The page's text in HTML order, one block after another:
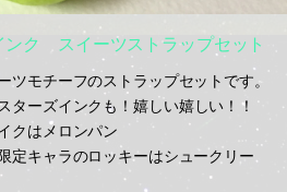
ク スイーツストラップセット
ツモチーフのストラップセットです。
ターズインクも！嬉しい嬉しい！！
クはメロンパン
定キャラのロッキーはシュークリー